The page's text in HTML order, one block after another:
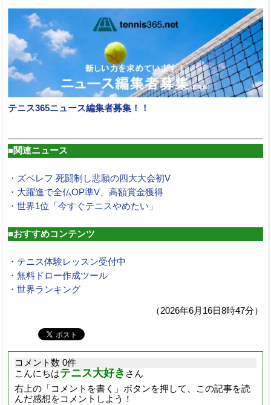
テニス365ニュース編集者募集！！
■関連ニュース
・ズベレフ 死闘制し悲願の四大大会初V
・大躍進で全仏OP準V、高額賞金獲得
・世界1位「今すぐテニスやめたい」
■おすすめコンテンツ
・テニス体験レッスン受付中
・無料ドロー作成ツール
・世界ランキング
（2026年6月16日8時47分）
コメント数 0件
こんにちはテニス大好き さん
右上の「コメントを書く」ボタンを押して、この記事を読
んだ感想をコメントしよう！